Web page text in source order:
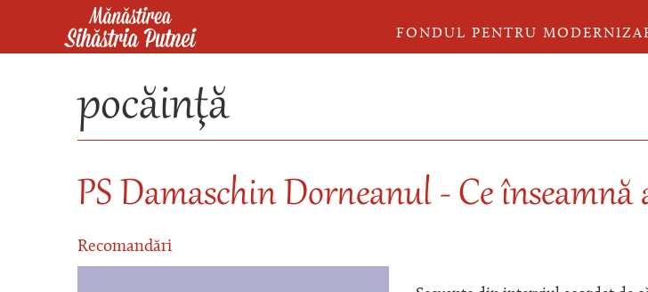
Mergi la conţinutul principal
FONDUL PENTRU
pocăinţă
PS Damaschin Dorneanul - Ce înseamnă
Recomandări